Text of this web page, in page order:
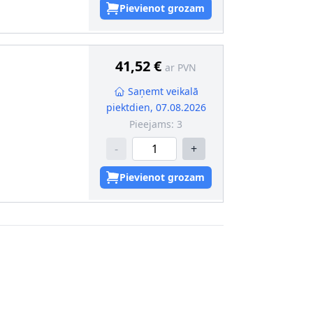
Pievienot grozam
41,52 € ar PVN
Saņemt veikalā
piektdien, 07.08.2026
Pieejams: 3
- +
Pievienot grozam